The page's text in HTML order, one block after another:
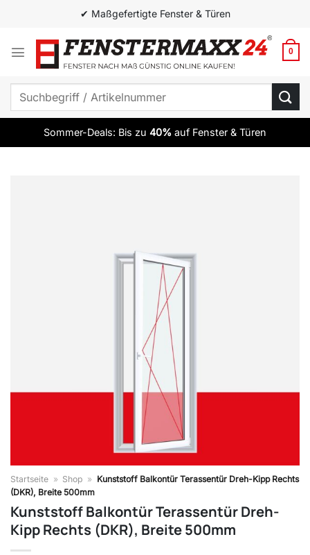
springen
✔ Maßgefertigte Fenster & Türen
0
Suchen
Sommer-Deals: Bis zu 40% auf Fenster & Türen
Startseite » Shop » Kunststoff Balkontür Terassentür Dreh-Kipp Rechts
(DKR), Breite 500mm
Kunststoff Balkontür Terassentür Dreh-
Kipp Rechts (DKR), Breite 500mm